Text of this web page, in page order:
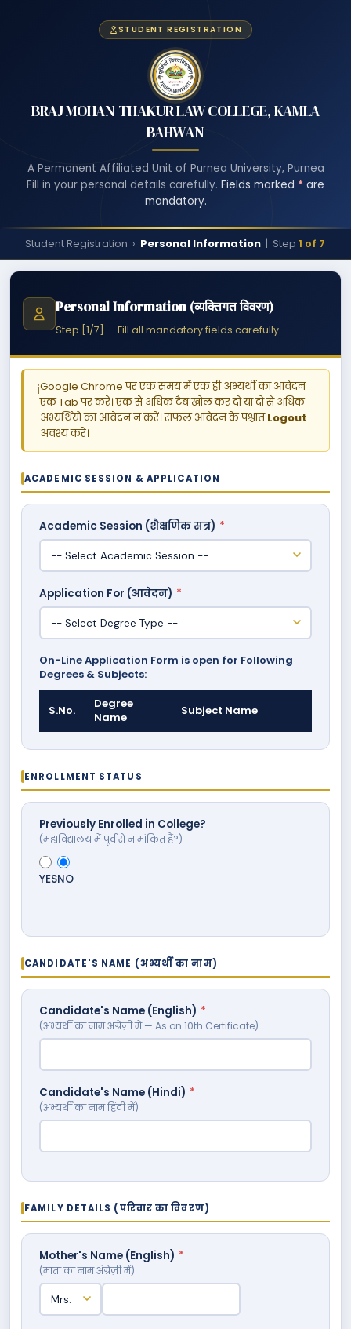
STUDENT REGISTRATION
BRAJ MOHAN THAKUR LAW COLLEGE, KAMLA
BAHWAN
A Permanent Affiliated Unit of Purnea University, Purnea
Fill in your personal details carefully. Fields marked * are
mandatory.
Student Registration › Personal Information | Step 1 of 7
Personal Information (व्यक्तिगत विवरण)
Step [1/7] — Fill all mandatory fields carefully
ℹ️Google Chrome पर एक समय में एक ही अभ्यर्थी का आवेदन
एक Tab पर करें। एक से अधिक टैब खोल कर दो या दो से अधिक
अभ्यर्थियों का आवेदन न करें। सफल आवेदन के पश्चातLogout
अवश्य करें।
ACADEMIC SESSION & APPLICATION
Academic Session (शैक्षणिक सत्र) *
Application For (आवेदन) *
On-Line Application Form is open for Following
Degrees & Subjects:
S.No.
Degree
Name
Subject Name
ENROLLMENT STATUS
Previously Enrolled in College?
(महाविद्यालय में पूर्व से नामांकित हैं?)
YESNO
CANDIDATE'S NAME (अभ्यर्थी का नाम)
Candidate's Name (English) *
(अभ्यर्थी का नाम अंग्रेज़ी में — As on 10th Certificate)
Candidate's Name (Hindi) *
(अभ्यर्थी का नाम हिंदी में)
FAMILY DETAILS (परिवार का विवरण)
Mother's Name (English) *
(माता का नाम अंग्रेज़ी में)